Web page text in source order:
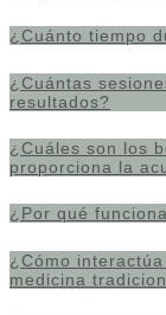
¿Cuánto tiempo
¿Cuántas
resultados?
¿Cuáles son los
proporciona la
¿Por qué
¿Cómo
medicina